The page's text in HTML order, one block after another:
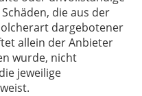
die aus der
dargebotener
allein der Anbieter
wurde, nicht
jeweilige